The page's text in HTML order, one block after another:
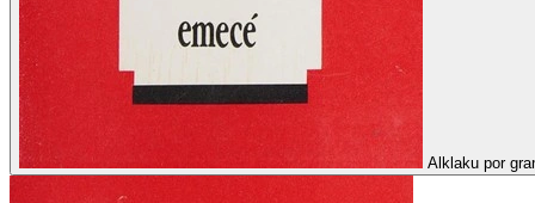
Alklaku por